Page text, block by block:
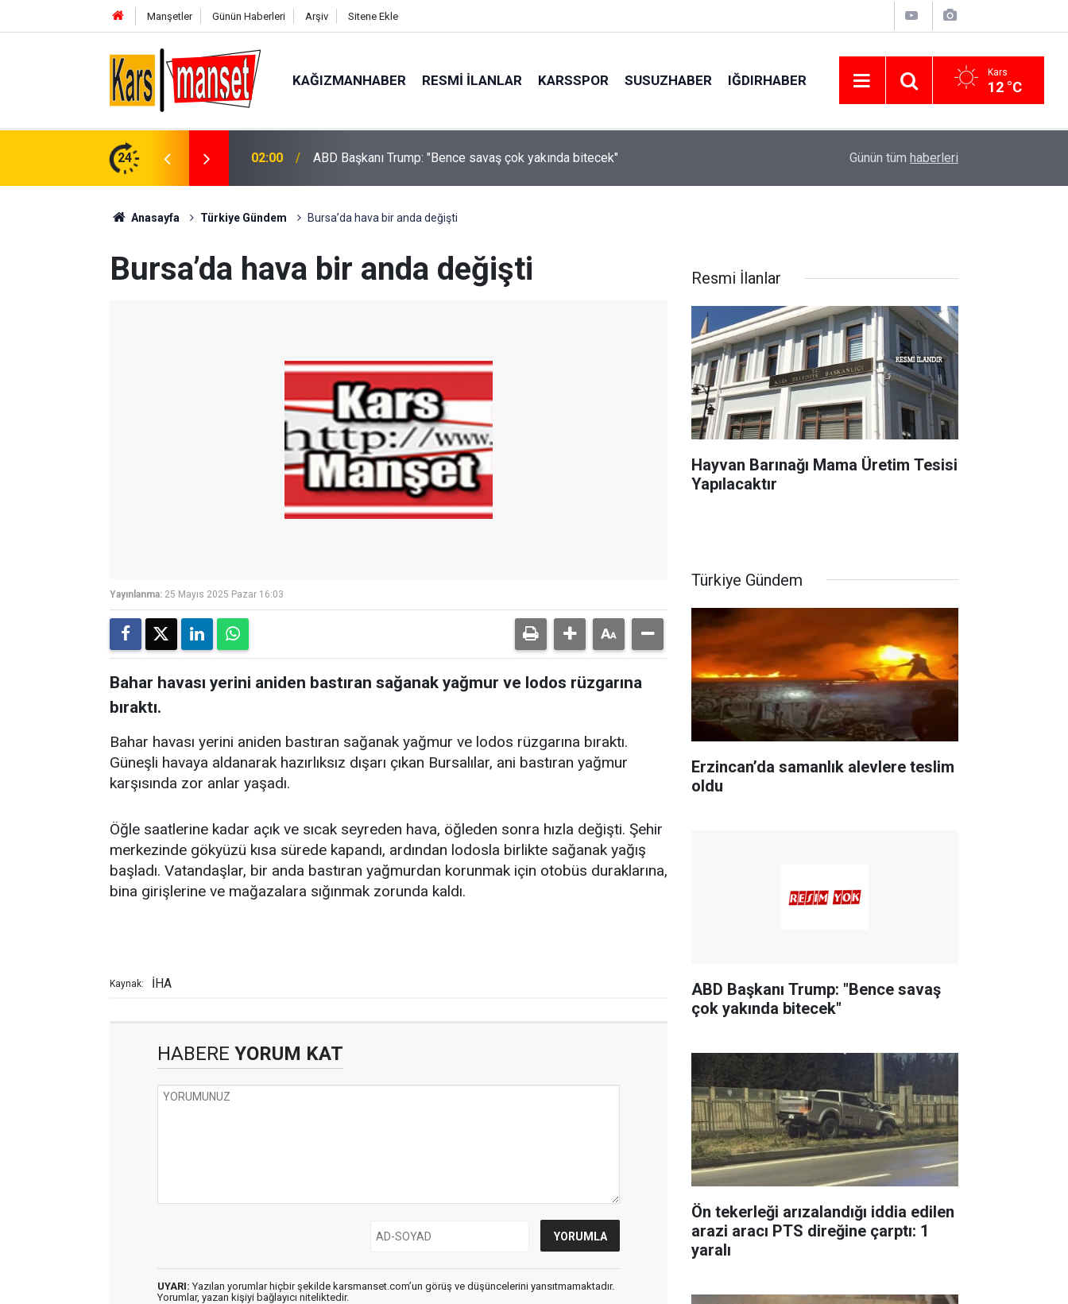
Manşetler Günün Haberleri Arşiv Sitene Ekle
KAĞIZMANHABER RESMI İLANLAR KARSSPOR SUSUZHABER IĞDIRHABER Kars
12 °C
24
çok yakında bitecek" 01:46 Ön tekerleği arızalandığı iddia edilen arazi aracı PTS direğine çarptı: 1 yaralı Çanakkale Boğazı’nda kuru yük gemisinde
Günün tüm haberleri
Anasayfa Türkiye Gündem Bursa’da hava bir anda değişti
Bursa’da hava bir anda değişti
Yayınlanma: 25 Mayıs 2025 Pazar 16:03
Bahar havası yerini aniden bastıran sağanak yağmur ve lodos rüzgarına
bıraktı.
Bahar havası yerini aniden bastıran sağanak yağmur ve lodos rüzgarına bıraktı.
Güneşli havaya aldanarak hazırlıksız dışarı çıkan Bursalılar, ani bastıran yağmur
karşısında zor anlar yaşadı.
Öğle saatlerine kadar açık ve sıcak seyreden hava, öğleden sonra hızla değişti. Şehir
merkezinde gökyüzü kısa sürede kapandı, ardından lodosla birlikte sağanak yağış
başladı. Vatandaşlar, bir anda bastıran yağmurdan korunmak için otobüs duraklarına,
bina girişlerine ve mağazalara sığınmak zorunda kaldı.
Kaynak: İHA
HABERE YORUM KAT
UYARI: Yazılan yorumlar hiçbir şekilde karsmanset.com’un görüş ve düşüncelerini yansıtmamaktadır.
Yorumlar, yazan kişiyi bağlayıcı niteliktedir.
Resmi İlanlar
Hayvan Barınağı Mama Üretim Tesisi
Yapılacaktır
Türkiye Gündem
Erzincan’da samanlık alevlere teslim
oldu
ABD Başkanı Trump: "Bence savaş
çok yakında bitecek"
Ön tekerleği arızalandığı iddia edilen
arazi aracı PTS direğine çarptı: 1
yaralı